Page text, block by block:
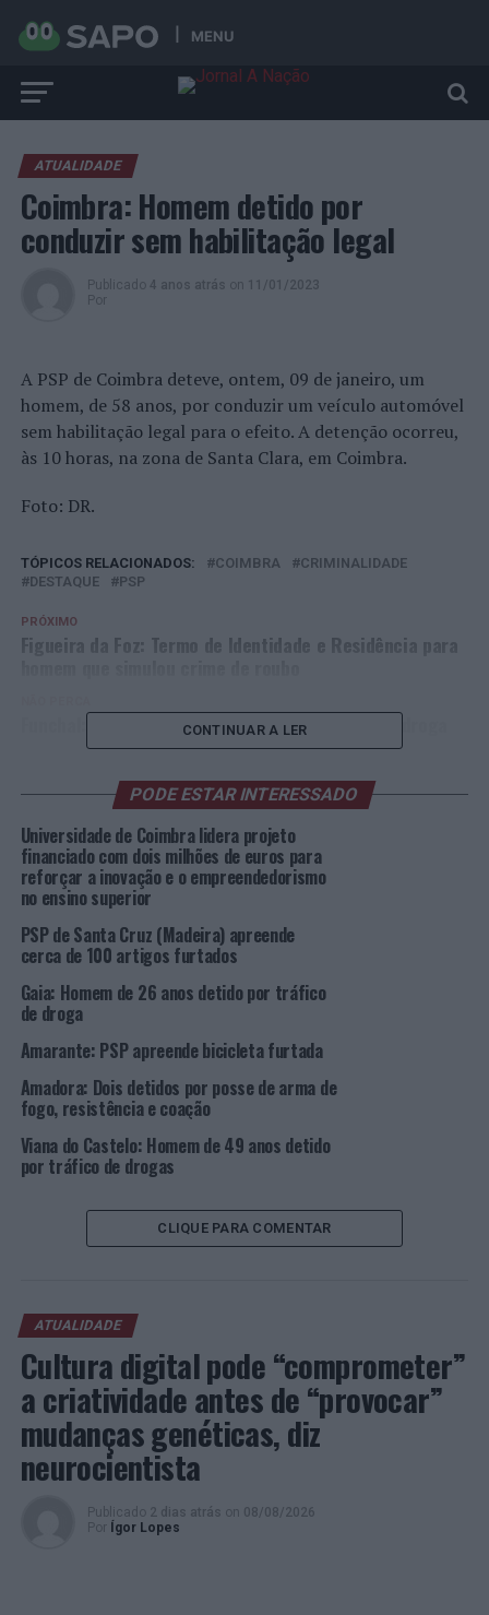
MENU
ATUALIDADE
Coimbra: Homem detido por
conduzir sem habilitação legal
Publicado 4 anos atrás on 11/01/2023
Por
A PSP de Coimbra deteve, ontem, 09 de janeiro, um
homem, de 58 anos, por conduzir um veículo automóvel
sem habilitação legal para o efeito. A detenção ocorreu,
às 10 horas, na zona de Santa Clara, em Coimbra.
Foto: DR.
TÓPICOS RELACIONADOS: COIMBRA
CRIMINALIDADE
DESTAQUE
PSP
PRÓXIMO
Figueira da Foz: Termo de Identidade e Residência para
Funchal: Jovem de 16 anos detido por tráfico de droga
CONTINUAR A LER
PODE ESTAR INTERESSADO
Universidade de Coimbra lidera projeto
financiado com dois milhões de euros para
reforçar a inovação e o empreendedorismo
no ensino superior
PSP de Santa Cruz (Madeira) apreende
cerca de 100 artigos furtados
Gaia: Homem de 26 anos detido por tráfico
de droga
Amarante: PSP apreende bicicleta furtada
Amadora: Dois detidos por posse de arma de
fogo, resistência e coação
Viana do Castelo: Homem de 49 anos detido
por tráfico de drogas
CLIQUE PARA COMENTAR
ATUALIDADE
Cultura digital pode “comprometer”
a criatividade antes de “provocar”
mudanças genéticas, diz
neurocientista
Publicado 2 dias atrás on 08/08/2026
Por
Ígor Lopes